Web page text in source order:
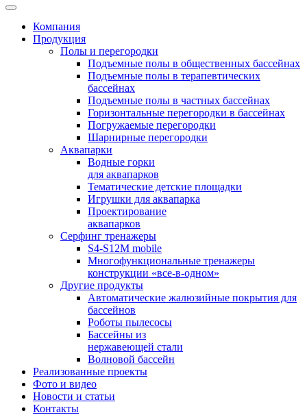
Компания
Продукция
Полы и перегородки
Подъемные полы в общественных бассейнах
Подъемные полы в терапевтических
бассейнах
Подъемные полы в частных бассейнах
Горизонтальные перегородки в бассейнах
Погружаемые перегородки
Шарнирные перегородки
Аквапарки
Водные горки
для аквапарков
Тематические детские площадки
Игрушки для аквапарка
Проектирование
аквапарков
Серфинг тренажеры
S4-S12M mobile
Многофункциональные тренажеры
конструкции «все-в-одном»
Другие продукты
Автоматические жалюзийные покрытия для
бассейнов
Роботы пылесосы
Бассейны из
нержавеющей стали
Волновой бассейн
Реализованные проекты
Фото и видео
Новости и статьи
Контакты